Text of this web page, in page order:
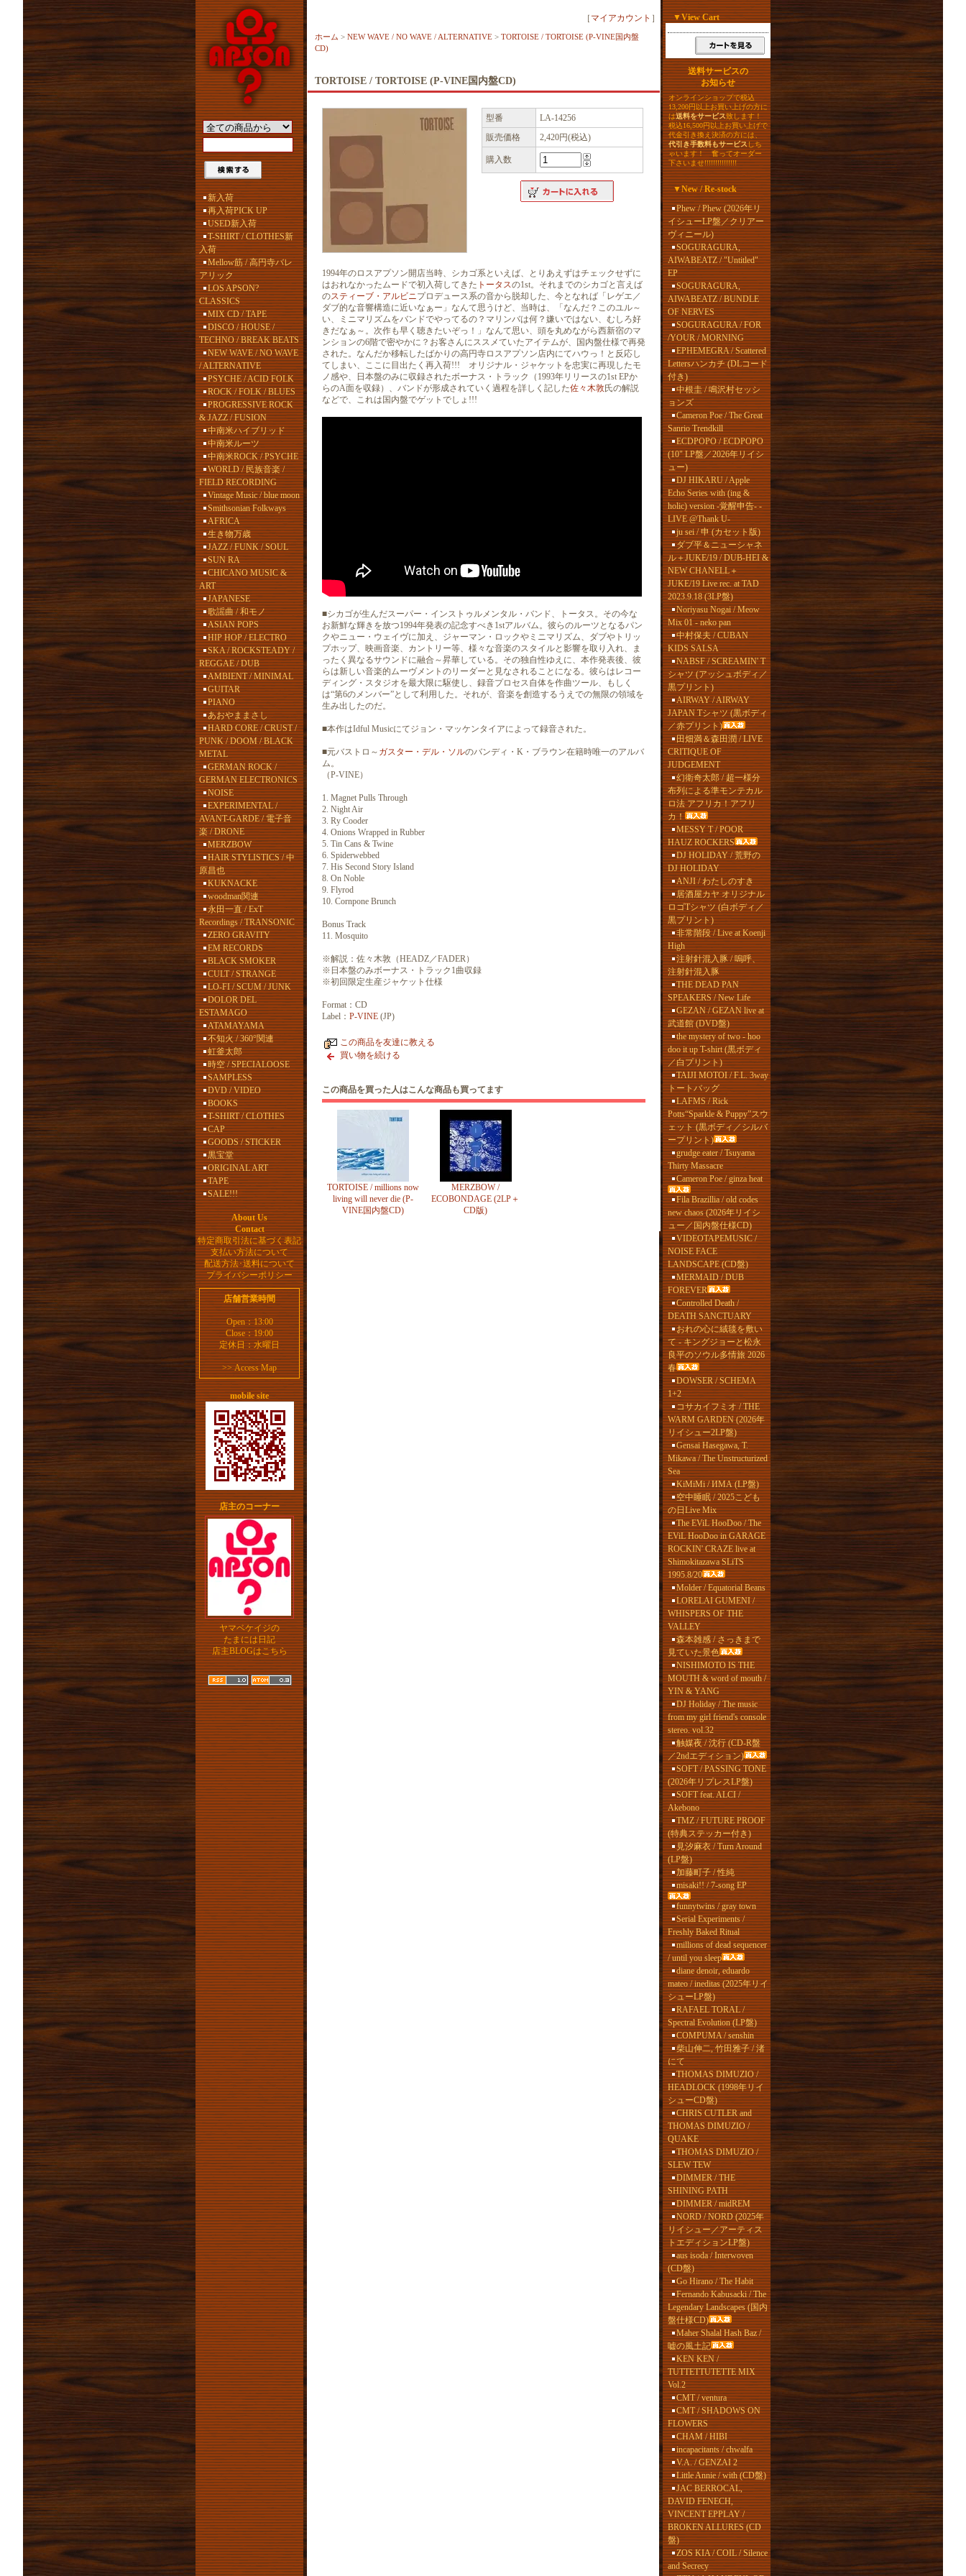
新入荷
再入荷PICK UP
USED新入荷
T-SHIRT / CLOTHES新
入荷
Mellow筋 / 高円寺バレ
アリック
LOS APSON?
CLASSICS
MIX CD / TAPE
DISCO / HOUSE /
TECHNO / BREAK BEATS
NEW WAVE / NO WAVE
/ ALTERNATIVE
PSYCHE / ACID FOLK
ROCK / FOLK / BLUES
PROGRESSIVE ROCK
& JAZZ / FUSION
中南米ハイブリッド
中南米ルーツ
中南米ROCK / PSYCHE
WORLD / 民族音楽 /
FIELD RECORDING
Vintage Music / blue moon
Smithsonian Folkways
AFRICA
生き物万歳
JAZZ / FUNK / SOUL
SUN RA
CHICANO MUSIC &
ART
JAPANESE
歌謡曲 / 和モノ
ASIAN POPS
HIP HOP / ELECTRO
SKA / ROCKSTEADY /
REGGAE / DUB
AMBIENT / MINIMAL
GUITAR
PIANO
あおやままさし
HARD CORE / CRUST /
PUNK / DOOM / BLACK
METAL
GERMAN ROCK /
GERMAN ELECTRONICS
NOISE
EXPERIMENTAL /
AVANT-GARDE / 電子音
楽 / DRONE
MERZBOW
HAIR STYLISTICS / 中
原昌也
KUKNACKE
woodman関連
永田一直 / ExT
Recordings / TRANSONIC
ZERO GRAVITY
EM RECORDS
BLACK SMOKER
CULT / STRANGE
LO-FI / SCUM / JUNK
DOLOR DEL
ESTAMAGO
ATAMAYAMA
不知火 / 360°関連
虹釜太郎
時空 / SPECIALOOSE
SAMPLESS
DVD / VIDEO
BOOKS
T-SHIRT / CLOTHES
CAP
GOODS / STICKER
黒宝堂
ORIGINAL ART
TAPE
SALE!!!
About Us
Contact
特定商取引法に基づく表記
支払い方法について
配送方法･送料について
プライバシーポリシー
店舗営業時間
Open：13:00
Close：19:00
定休日：水曜日
>>Access Map
mobile site
店主のコーナー
ヤマベケイジの
たまには日記
店主BLOGはこちら
［ マイアカウント ］
ホーム > NEW WAVE / NO WAVE / ALTERNATIVE > TORTOISE / TORTOISE (P-VINE国内盤
CD)
TORTOISE / TORTOISE (P-VINE国内盤CD)
型番
LA-14256
販売価格
2,420円(税込)
購入数
1994年のロスアプソン開店当時、シカゴ系といえば、とりあえずはチェックせずに
はおれなかったムードで初入荷してきた トータスの1st。それまでのシカゴと言えば
のスティーブ・アルビニプロデュース系の音から脱却した、今となれば「レゲエ／
ダブ的な音響構造に近いなぁー」なんて思うけど、当時は、「なんだ？このユル～
い、ミニマリズムをバンドでやってるの？マリンバは何？嫌いではない、むしろ好
きだなぁ～。次作も早く聴きたいぞっ！」なんて思い、頭を丸めながら西新宿のマ
ンションの6階で密やかに？お客さんにススメていたアイテムが、国内盤仕様で再発
された。なんだか移転したばかりの高円寺ロスアプソン店内にてハウっ！と反応し
てしまい、ここに目出たく再入荷!!! オリジナル・ジャケットを忠実に再現したモ
ノ感や、日本盤のみに収録されたボーナス・トラック（1993年リリースの1st EPか
らのA面を収録）、バンドが形成されていく過程を詳しく記した佐々木敦氏の解説
などで、これは国内盤でゲットでしょ!!!
■シカゴが生んだスーパー・インストゥルメンタル・バンド、トータス。その今な
お新鮮な輝きを放つ1994年発表の記念すべき1stアルバム。彼らのルーツとなるパン
クやニュー・ウェイヴに加え、ジャーマン・ロックやミニマリズム、ダブやトリッ
プホップ、映画音楽、カントリー等、様々な音楽のスタイルと影響を取り入れ、ま
ったく異なるサウンドに融合～昇華している。その独自性ゆえに、本作発表後、彼
らは新しい音楽的ムーヴメントのリーダーと見なされることになる。彼らはレコー
ディング・スタジオを最大限に駆使し、録音プロセス自体を作曲ツール、もしく
は“第6のメンバー”として利用した。それが、音楽を創造するうえでの無限の領域を
生み出したのだ。
■本作はIdful Musicにてジョン・マッケンタイアによって録音された。
■元バストロ～ ガスター・デル・ソルのバンディ・K・ブラウン在籍時唯一のアルバ
ム。
（P-VINE）
1. Magnet Pulls Through
2. Night Air
3. Ry Cooder
4. Onions Wrapped in Rubber
5. Tin Cans & Twine
6. Spiderwebbed
7. His Second Story Island
8. On Noble
9. Flyrod
10. Cornpone Brunch
Bonus Track
11. Mosquito
※解説：佐々木敦（HEADZ／FADER）
※日本盤のみボーナス・トラック1曲収録
※初回限定生産ジャケット仕様
Format：CD
Label： P-VINE (JP)
この商品を友達に教える
買い物を続ける
この商品を買った人はこんな商品も買ってます
TORTOISE / millions now
living will never die (P-
VINE国内盤CD)
MERZBOW /
ECOBONDAGE (2LP＋
CD版)
▼View Cart
送料サービスの
お知らせ
オンラインショップで税込
13,200円以上お買い上げの方に
は送料をサービス致します！
税込16,500円以上お買い上げで
代金引き換え決済の方には、
代引き手数料もサービスしち
ゃいます！ 奮ってオーダー
下さいませ!!!!!!!!!!!!!!!
▼New / Re-stock
Phew / Phew (2026年リ
イシューLP盤／クリアー
ヴィニール)
SOGURAGURA,
AIWABEATZ / "Untitled"
EP
SOGURAGURA,
AIWABEATZ / BUNDLE
OF NERVES
SOGURAGURA / FOR
/YOUR / MORNING
EPHEMEGRA / Scattered
Lettersハンカチ (DLコード
付き)
中根圭 / 鳴沢村セッシ
ョンズ
Cameron Poe / The Great
Sanrio Trendkill
ECDPOPO / ECDPOPO
(10" LP盤／2026年リイシ
ュー)
DJ HIKARU / Apple
Echo Series with (ing &
holic) version -覚醒申告- -
LIVE @Thank U-
ju sei / 申 (カセット版)
ダブ平＆ニューシャネ
ル＋JUKE/19 / DUB-HEI &
NEW CHANELL＋
JUKE/19 Live rec. at TAD
2023.9.18 (3LP盤)
Noriyasu Nogai / Meow
Mix 01 - neko pan
中村保夫 / CUBAN
KIDS SALSA
NABSF / SCREAMIN' T
シャツ (アッシュボディ／
黒プリント)
AIRWAY / AIRWAY
JAPAN Tシャツ (黒ボディ
／赤プリント)
田畑満＆森田潤 / LIVE
CRITIQUE OF
JUDGEMENT
幻衛奇太郎 / 超一様分
布列による準モンテカル
ロ法 アフリカ！アフリ
カ！
MESSY T / POOR
HAUZ ROCKERS
DJ HOLIDAY / 荒野の
DJ HOLIDAY
ANJI / わたしのすき
居酒屋カヤ オリジナル
ロゴTシャツ (白ボディ／
黒プリント)
非常階段 / Live at Koenji
High
注射針混入豚 / 嗚呼、
注射針混入豚
THE DEAD PAN
SPEAKERS / New Life
GEZAN / GEZAN live at
武道館 (DVD盤)
the mystery of two - hoo
doo it up T-shirt (黒ボディ
／白プリント)
TAIJI MOTOI / F.L. 3way
トートバッグ
LAFMS / Rick
Potts“Sparkle & Puppy”スウ
ェット (黒ボディ／シルバ
ープリント)
grudge eater / Tsuyama
Thirty Massacre
Cameron Poe / ginza heat
Fila Brazillia / old codes
new chaos (2026年リイシ
ュー／国内盤仕様CD)
VIDEOTAPEMUSIC /
NOISE FACE
LANDSCAPE (CD盤)
MERMAID / DUB
FOREVER
Controlled Death /
DEATH SANCTUARY
おれの心に絨毯を敷い
て - キングジョーと松永
良平のソウル多情旅 2026
春
DOWSER / SCHEMA
1+2
コサカイフミオ / THE
WARM GARDEN (2026年
リイシュー2LP盤)
Gensai Hasegawa, T.
Mikawa / The Unstructurized
Sea
KiMiMi / ИМА (LP盤)
空中睡眠 / 2025こども
の日Live Mix
The EViL HooDoo / The
EViL HooDoo in GARAGE
ROCKIN' CRAZE live at
Shimokitazawa SLiTS
1995.8/20
Molder / Equatorial Beans
LORELAI GUMENI /
WHISPERS OF THE
VALLEY
森本雑感 / さっきまで
見ていた景色
NISHIMOTO IS THE
MOUTH & word of mouth /
YIN & YANG
DJ Holiday / The music
from my girl friend's console
stereo. vol.32
触媒夜 / 沈行 (CD-R盤
／2ndエディション)
SOFT / PASSING TONE
(2026年リプレスLP盤)
SOFT feat. ALCI /
Akebono
TMZ / FUTURE PROOF
(特典ステッカー付き)
見汐麻衣 / Turn Around
(LP盤)
加藤町子 / 性純
misaki!! / 7-song EP
funnytwins / gray town
Serial Experiments /
Freshly Baked Ritual
millions of dead sequencer
/ until you sleep
diane denoir, eduardo
mateo / ineditas (2025年リイ
シューLP盤)
RAFAEL TORAL /
Spectral Evolution (LP盤)
COMPUMA / senshin
柴山伸二, 竹田雅子 / 渚
にて
THOMAS DIMUZIO /
HEADLOCK (1998年リイ
シューCD盤)
CHRIS CUTLER and
THOMAS DIMUZIO /
QUAKE
THOMAS DIMUZIO /
SLEW TEW
DIMMER / THE
SHINING PATH
DIMMER / midREM
NORD / NORD (2025年
リイシュー／アーティス
トエディションLP盤)
aus isoda / Interwoven
(CD盤)
Go Hirano / The Habit
Fernando Kabusacki / The
Legendary Landscapes (国内
盤仕様CD)
Maher Shalal Hash Baz /
嘘の風土記
KEN KEN /
TUTTETTUTETTE MIX
Vol.2
CMT / ventura
CMT / SHADOWS ON
FLOWERS
CHAM / HIBI
incapacitants / chwalfa
V.A. / GENZAI 2
Little Annie / with (CD盤)
JAC BERROCAL,
DAVID FENECH,
VINCENT EPPLAY /
BROKEN ALLURES (CD
盤)
ZOS KIA / COIL / Silence
and Secrecy